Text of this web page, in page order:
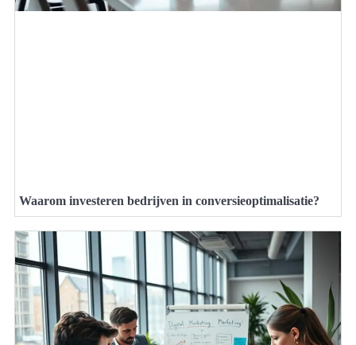
Waarom investeren bedrijven in conversieoptimalisatie?